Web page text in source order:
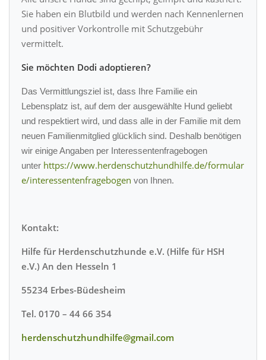
Sie haben ein Blutbild und werden nach Kennenlernen
und positiver Vorkontrolle mit Schutzgebühr
vermittelt.
Sie möchten Dodi adoptieren?
Das Vermittlungsziel ist, dass Ihre Familie ein
Lebensplatz ist, auf dem der ausgewählte Hund geliebt
und respektiert wird, und dass alle in der Familie mit dem
neuen Familienmitglied glücklich sind. Deshalb benötigen
wir einige Angaben per Interessentenfragebogen
unter https://www.herdenschutzhundhilfe.de/formular
e/interessentenfragebogen von Ihnen.
Kontakt:
Hilfe für Herdenschutzhunde e.V. (Hilfe für HSH
e.V.) An den Hesseln 1
55234 Erbes-Büdesheim
Tel. 0170 – 44 66 354
herdenschutzhundhilfe@gmail.com